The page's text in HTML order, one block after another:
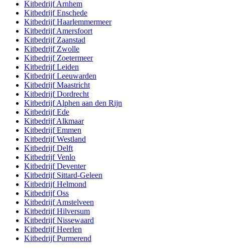
KitbedrijfArnhem
KitbedrijfEnschede
KitbedrijfHaarlemmermeer
KitbedrijfAmersfoort
Kitbedrijf Zaanstad
Kitbedrijf Zwolle
Kitbedrijf Zoetermeer
KitbedrijfLeiden
KitbedrijfLeeuwarden
KitbedrijfMaastricht
KitbedrijfDordrecht
KitbedrijfAlphen aan den Rijn
KitbedrijfEde
KitbedrijfAlkmaar
KitbedrijfEmmen
KitbedrijfWestland
KitbedrijfDelft
KitbedrijfVenlo
KitbedrijfDeventer
Kitbedrijf Sittard-Geleen
KitbedrijfHelmond
KitbedrijfOss
KitbedrijfAmstelveen
KitbedrijfHilversum
KitbedrijfNissewaard
KitbedrijfHeerlen
KitbedrijfPurmerend